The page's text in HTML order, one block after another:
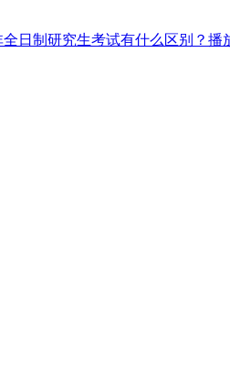
日制研究生考试有什么区别？ 播